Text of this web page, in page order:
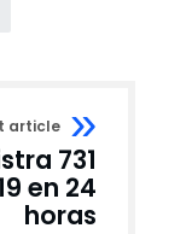
article
731
en 24
horas